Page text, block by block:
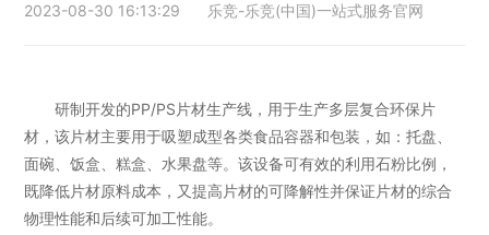
2023-08-30 16:13:29 乐竞-乐竞(中国)一站式服务官网
研制开发的PP/PS片材生产线，用于生产多层复合环保片
材，该片材主要用于吸塑成型各类食品容器和包装，如：托盘、
面碗、饭盒、糕盒、水果盘等。该设备可有效的利用石粉比例，
既降低片材原料成本，又提高片材的可降解性并保证片材的综合
物理性能和后续可加工性能。